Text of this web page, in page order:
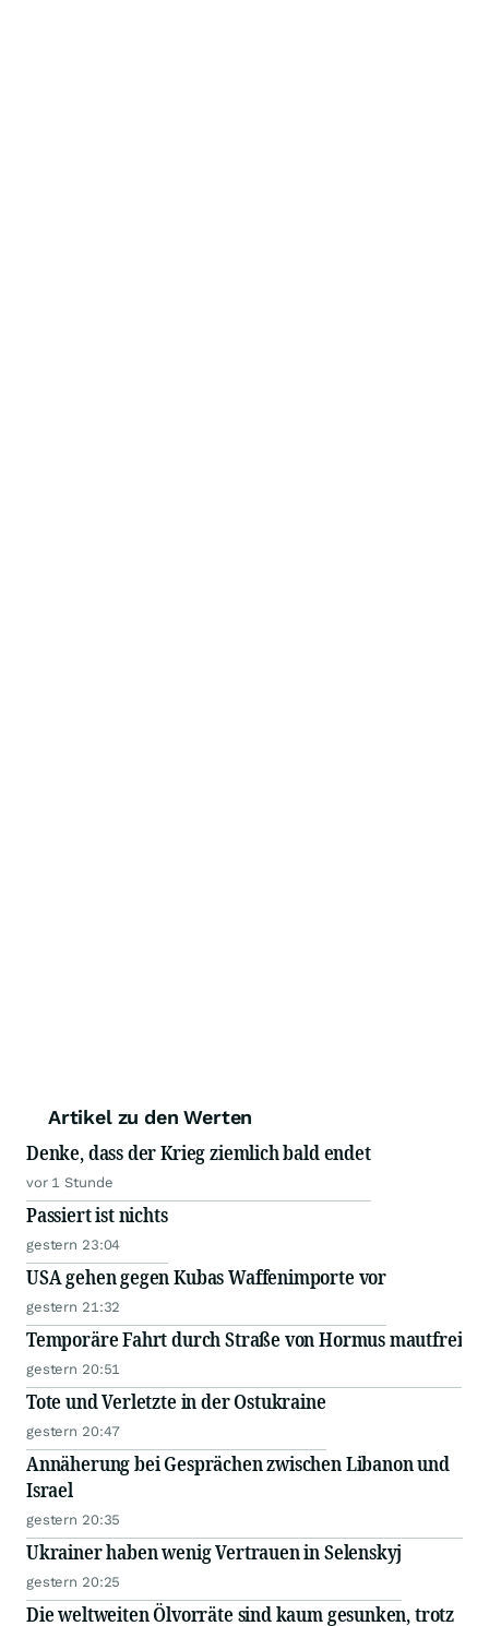
Artikel zu den Werten
Denke, dass der Krieg ziemlich bald endet
vor 1 Stunde
Passiert ist nichts
gestern 23:04
USA gehen gegen Kubas Waffenimporte vor
gestern 21:32
Temporäre Fahrt durch Straße von Hormus mautfrei
gestern 20:51
Tote und Verletzte in der Ostukraine
gestern 20:47
Annäherung bei Gesprächen zwischen Libanon und
Israel
gestern 20:35
Ukrainer haben wenig Vertrauen in Selenskyj
gestern 20:25
Die weltweiten Ölvorräte sind kaum gesunken, trotz